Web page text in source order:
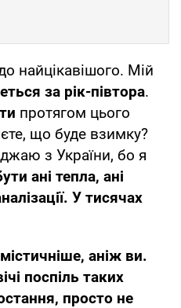
найцікавішого. Мій
за рік-півтора.
протягом цього
що буде взимку?
з України, бо я
ані тепла, ані
У тисячах
аніж ви.
поспіль таких
просто не